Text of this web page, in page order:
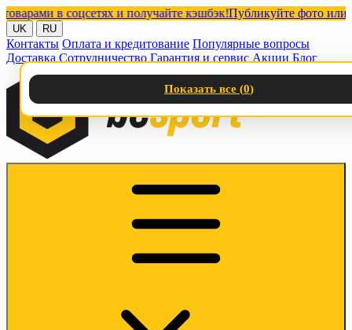
в соцсетях и получайте кэшбэк!Публикуйте фото или
UK RU
Контакты Оплата и кредитование Популярные вопросы
Доставка Сотрудничество Гарантия и сервис Акции Блог
Показать все (0)